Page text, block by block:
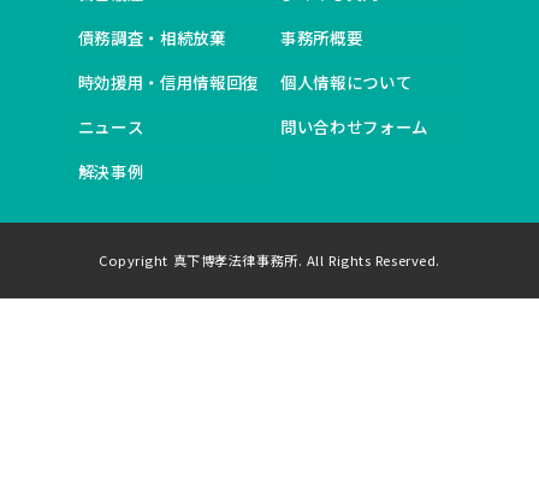
債務調査・相続放棄
時効援用・信用情報回復
ニュース
解決事例
事務所概要
個人情報について
問い合わせフォーム
Copyright 真下博孝法律事務所. All Rights Reserved.